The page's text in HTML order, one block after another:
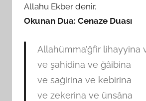
Allahu Ekber denir.
Okunan Dua: Cenaze Duası
Allahümma’ğfir lihayyina
ve şahidina ve ğâibina
ve sağirina ve kebirina
ve zekerina ve ünsâna